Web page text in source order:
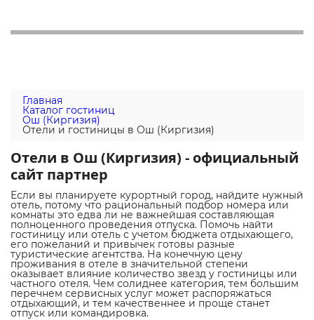
Главная
Каталог гостиниц
Ош (Киргизия)
Отели и гостиницы в Ош (Киргизия)
Отели в Ош (Киргизия) - официальный
сайт партнер
Если вы планируете курортный город, найдите нужный
отель, потому что рациональный подбор номера или
комнаты это едва ли не важнейшая составляющая
полноценного проведения отпуска. Помочь найти
гостиницу или отель с учетом бюджета отдыхающего,
его пожеланий и привычек готовы разные
туристические агентства. На конечную цену
проживания в отеле в значительной степени
оказывает влияние количество звезд у гостиницы или
частного отеля. Чем солиднее категория, тем большим
перечнем сервисных услуг может распоряжаться
отдыхающий, и тем качественнее и проще станет
отпуск или командировка.